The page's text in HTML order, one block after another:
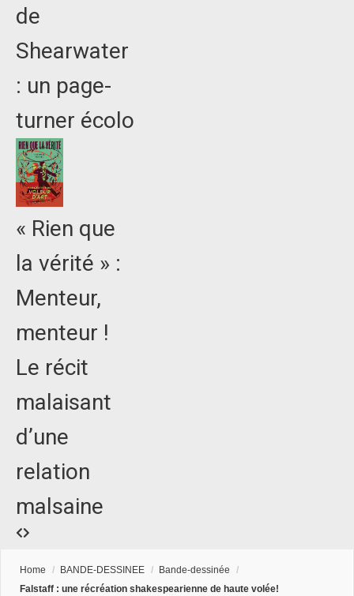
de
Shearwater
: un page-
turner écolo
« Rien que
la vérité » :
Menteur,
menteur !
Le récit
malaisant
d’une
relation
malsaine
Home / BANDE-DESSINEE / Bande-dessinée
/
Falstaff : une récréation shakespearienne de haute volée!